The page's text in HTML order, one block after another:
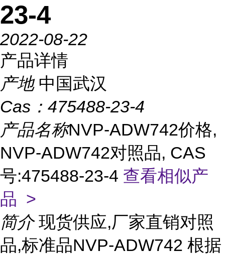
23-4
2022-08-22
产品详情
产地 中国武汉
Cas： 475488-23-4
产品名称NVP-ADW742价格,
NVP-ADW742对照品, CAS
号:475488-23-4 查看相似产
品 >
简介 现货供应,厂家直销对照
品,标准品NVP-ADW742 根据